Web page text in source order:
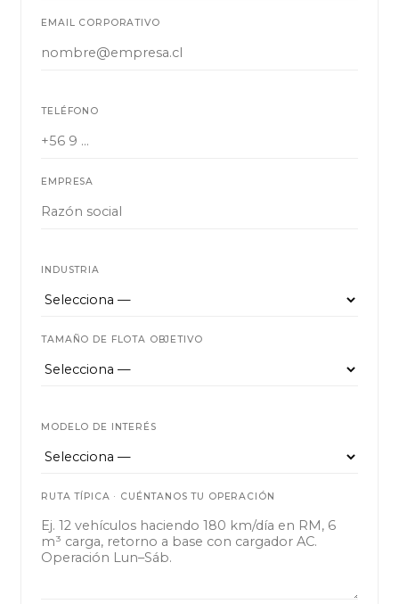
EMAIL CORPORATIVO
TELÉFONO
EMPRESA
INDUSTRIA
TAMAÑO DE FLOTA OBJETIVO
MODELO DE INTERÉS
RUTA TÍPICA · CUÉNTANOS TU OPERACIÓN